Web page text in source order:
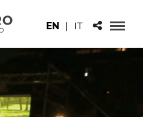
EN | IT